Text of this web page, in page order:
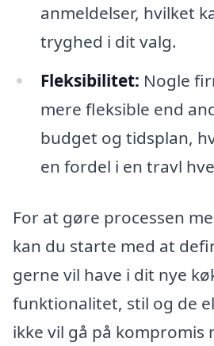
anmeldelser, hvilket
tryghed i dit valg.
Fleksibilitet: Nogle
mere fleksible end
budget og tidsplan,
en fordel i en travl
For at gøre processen
kan du starte med at
gerne vil have i dit nye
funktionalitet, stil og de
ikke vil gå på kompromis